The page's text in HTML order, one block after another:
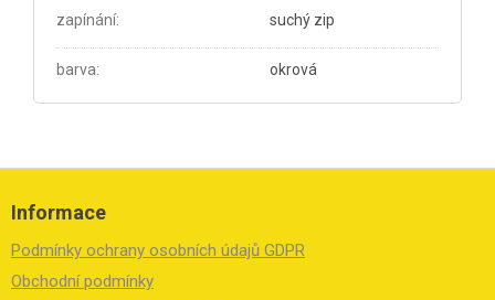
zapínání: suchý zip
barva: okrová
Z
Informace
Podmínky ochrany osobních údajů GDPR
Obchodní podmínky